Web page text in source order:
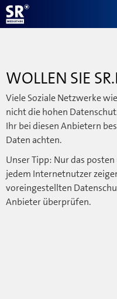
WOLLEN SIE
Viele Soziale Netzwerke
nicht die hohen
Ihr bei diesen Anbietern
Daten achten.
Unser Tipp: Nur das
jedem Internetnutzer
voreingestellten
Anbieter überprüfen.